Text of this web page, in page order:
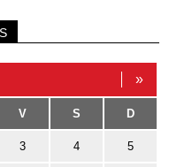
»
V S D
3 4 5